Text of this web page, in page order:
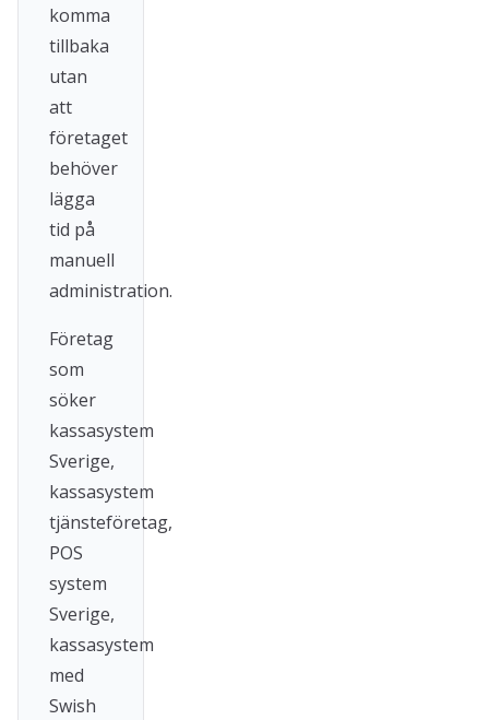
komma
tillbaka
utan
att
företaget
behöver
lägga
tid på
manuell
administration.
Företag
som
söker
kassasystem
Sverige,
kassasystem
tjänsteföretag,
POS
system
Sverige,
kassasystem
med
Swish